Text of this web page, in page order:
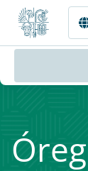
Fara beint í